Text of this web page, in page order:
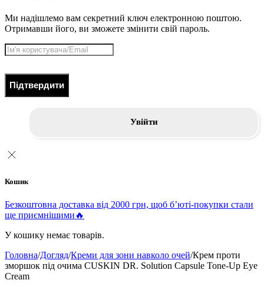
Ми надішлемо вам секретний ключ електронною поштою.
Отримавши його, ви зможете змінити свій пароль.
Підтвердити
Увійти
Кошик
Безкоштовна доставка від 2000 грн, щоб б’юті-покупки стали
ще приємнішими🔥
У кошику немає товарів.
Головна/Догляд/Креми для зони навколо очей/Крем проти
зморшок під очима CUSKIN DR. Solution Capsule Tone-Up Eye
Cream